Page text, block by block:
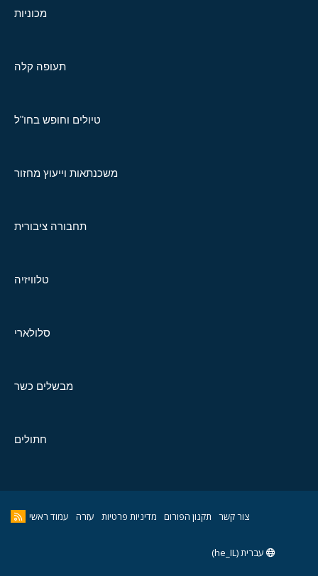
מכוניות
תעופה קלה
טיולים וחופש בחו"ל
משכנתאות וייעוץ מחזור
תחבורה ציבורית
טלוויזיה
סלולארי
מבשלים כשר
חתולים
צור קשר תקנון הפורום מדיניות פרטיות עזרה עמוד ראשי
עברית (he_IL)